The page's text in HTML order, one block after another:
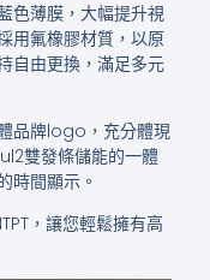
色薄膜，大幅提升視
用氟橡膠材質，以原
自由更換，滿足多元
品牌logo，充分體現
雙發條儲能的一體
時間顯示。
，讓您輕鬆擁有高